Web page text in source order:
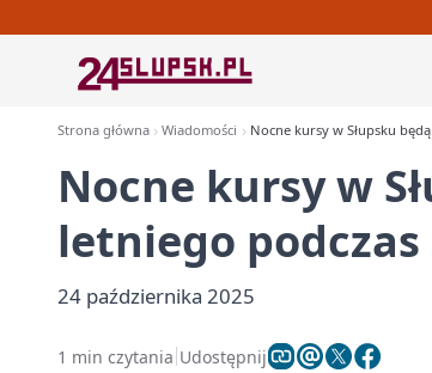
Strona główna Wiadomości Nocne kursy w Słupsku
Nocne kursy w
letniego
24 października 2025
1 min czytania Udostępnij